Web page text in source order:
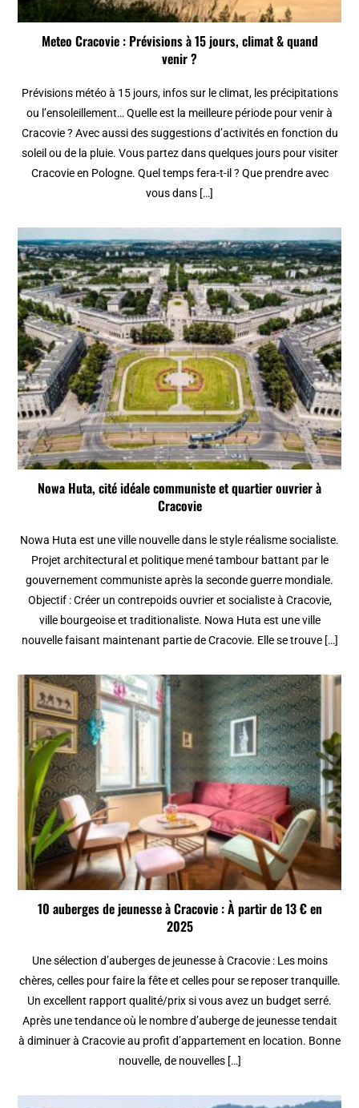
Meteo Cracovie : Prévisions à 15 jours, climat & quand
venir ?
Prévisions météo à 15 jours, infos sur le climat, les précipitations
ou l’ensoleillement… Quelle est la meilleure période pour venir à
Cracovie ? Avec aussi des suggestions d’activités en fonction du
soleil ou de la pluie. Vous partez dans quelques jours pour visiter
Cracovie en Pologne. Quel temps fera-t-il ? Que prendre avec
vous dans […]
Nowa Huta, cité idéale communiste et quartier ouvrier à
Cracovie
Nowa Huta est une ville nouvelle dans le style réalisme socialiste.
Projet architectural et politique mené tambour battant par le
gouvernement communiste après la seconde guerre mondiale.
Objectif : Créer un contrepoids ouvrier et socialiste à Cracovie,
ville bourgeoise et traditionaliste. Nowa Huta est une ville
nouvelle faisant maintenant partie de Cracovie. Elle se trouve […]
10 auberges de jeunesse à Cracovie : À partir de 13 € en
2025
Une sélection d’auberges de jeunesse à Cracovie : Les moins
chères, celles pour faire la fête et celles pour se reposer tranquille.
Un excellent rapport qualité/prix si vous avez un budget serré.
Après une tendance où le nombre d’auberge de jeunesse tendait
à diminuer à Cracovie au profit d’appartement en location. Bonne
nouvelle, de nouvelles […]